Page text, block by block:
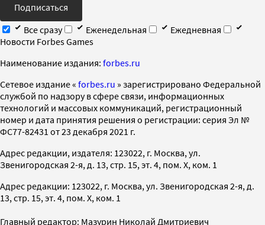
Подписаться
Все сразу
Еженедельная
Ежедневная
Новости Forbes Games
Наименование издания: forbes.ru
Cетевое издание « forbes.ru » зарегистрировано Федеральной
службой по надзору в сфере связи, информационных
технологий и массовых коммуникаций, регистрационный
номер и дата принятия решения о регистрации: серия Эл №
ФС77-82431 от 23 декабря 2021 г.
Адрес редакции, издателя: 123022, г. Москва, ул.
Звенигородская 2-я, д. 13, стр. 15, эт. 4, пом. X, ком. 1
Адрес редакции: 123022, г. Москва, ул. Звенигородская 2-я, д.
13, стр. 15, эт. 4, пом. X, ком. 1
Главный редактор: Мазурин Николай Дмитриевич